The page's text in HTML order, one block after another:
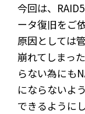
今回は、
ータ復旧をご
原因としては
崩れてしまっ
らない為にも
にならないよ
できるように